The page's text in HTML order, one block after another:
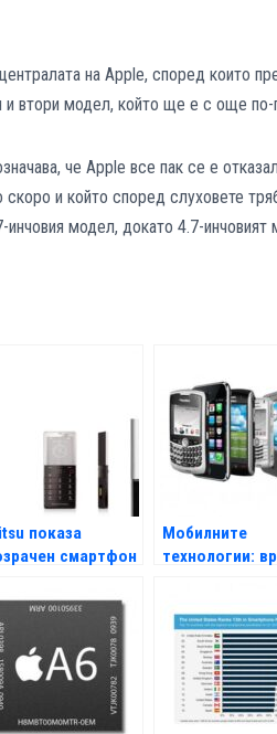
на Apple, според които
и втори модел, който ще е с още по-
че Apple все пак се е
и който според слуховете
модел, докато 4.7-
показа
смартфон
Мобилните
технологии: